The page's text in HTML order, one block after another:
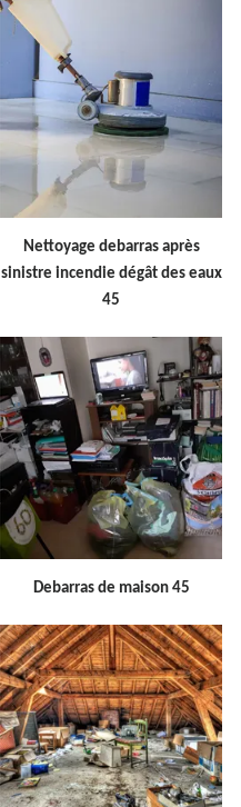
Nettoyage debarras après
sinistre incendie dégât des eaux
45
Debarras de maison 45